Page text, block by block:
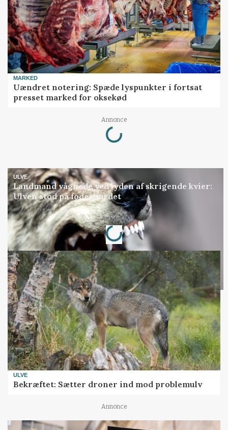
MARKED
Uændret notering: Spæde lyspunkter i fortsat
presset marked for oksekød
Annonce
Loading...
ULVE
Landmand vågnede ved lyden af skrigende kvier:
Ulven stod på foderbordet
Annonce
Loading...
ULVE
Bekræftet: Sætter droner ind mod problemulv
Annonce